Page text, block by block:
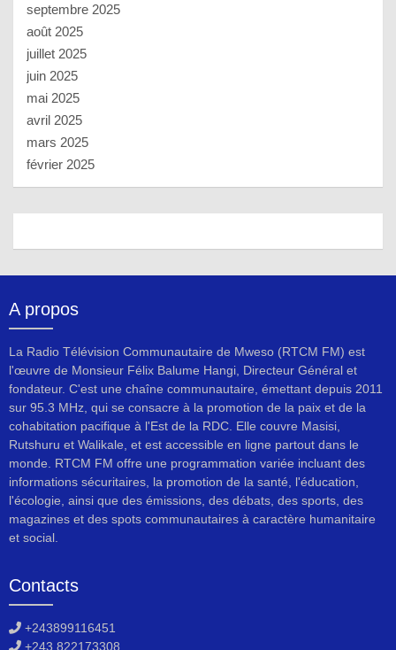
septembre 2025
août 2025
juillet 2025
juin 2025
mai 2025
avril 2025
mars 2025
février 2025
A propos
La Radio Télévision Communautaire de Mweso (RTCM FM) est
l'œuvre de Monsieur Félix Balume Hangi, Directeur Général et
fondateur. C'est une chaîne communautaire, émettant depuis 2011
sur 95.3 MHz, qui se consacre à la promotion de la paix et de la
cohabitation pacifique à l'Est de la RDC. Elle couvre Masisi,
Rutshuru et Walikale, et est accessible en ligne partout dans le
monde. RTCM FM offre une programmation variée incluant des
informations sécuritaires, la promotion de la santé, l'éducation,
l'écologie, ainsi que des émissions, des débats, des sports, des
magazines et des spots communautaires à caractère humanitaire
et social.
Contacts
+243899116451
+243 822173308